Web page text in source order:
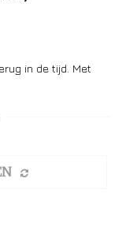
in de tijd. Met